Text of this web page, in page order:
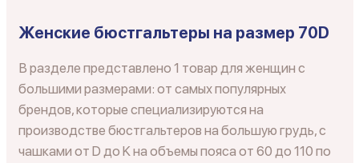
Женские бюстгальтеры на размер 70D
В разделе представлено 1 товар для женщин с
большими размерами: от самых популярных
брендов, которые специализируются на
производстве бюстгальтеров на большую грудь, с
чашками от D до K на объемы пояса от 60 до 110 по